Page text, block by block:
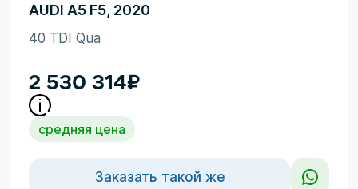
AUDI A5 F5, 2020
40 TDI Qua
2 530 314₽
средняя цена
Заказать такой же